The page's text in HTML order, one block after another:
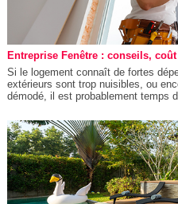
Entreprise Fenêtre : conseils,
Si le logement connaît de fortes
extérieurs sont trop nuisibles, ou
démodé, il est probablement temps